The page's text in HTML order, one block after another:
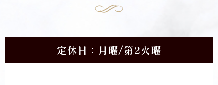
定休日：月曜/第2火曜